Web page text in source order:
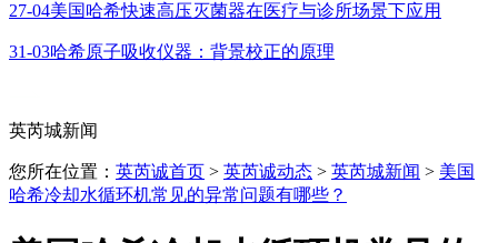
27-04美国哈希快速高压灭菌器在医疗与诊所场景下应用
31-03哈希原子吸收仪器：背景校正的原理
英芮城新闻
您所在位置： 英芮诚首页 > 英芮诚动态 > 英芮城新闻 > 美国
哈希冷却水循环机常见的异常问题有哪些？